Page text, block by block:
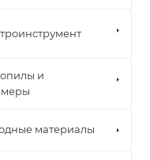
и
материалы